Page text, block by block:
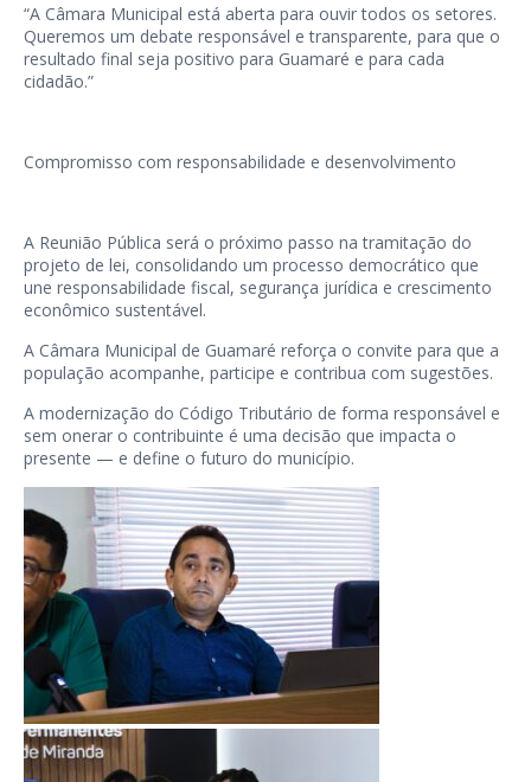
“A Câmara Municipal está aberta para ouvir todos os setores.
Queremos um debate responsável e transparente, para que o
resultado final seja positivo para Guamaré e para cada
cidadão.”
Compromisso com responsabilidade e desenvolvimento
A Reunião Pública será o próximo passo na tramitação do
projeto de lei, consolidando um processo democrático que
une responsabilidade fiscal, segurança jurídica e crescimento
econômico sustentável.
A Câmara Municipal de Guamaré reforça o convite para que a
população acompanhe, participe e contribua com sugestões.
A modernização do Código Tributário de forma responsável e
sem onerar o contribuinte é uma decisão que impacta o
presente — e define o futuro do município.